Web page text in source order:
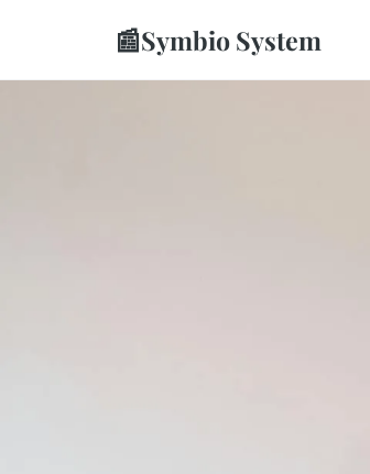
📰Symbio System